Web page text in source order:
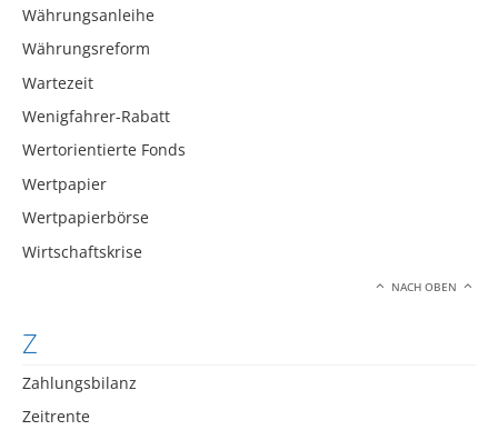
Währungsanleihe
Währungsreform
Wartezeit
Wenigfahrer-Rabatt
Wertorientierte Fonds
Wertpapier
Wertpapierbörse
Wirtschaftskrise
NACH OBEN
Z
Zahlungsbilanz
Zeitrente